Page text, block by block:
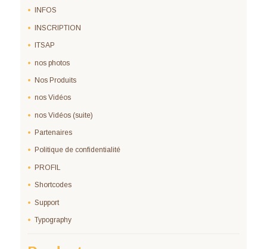
INFOS
INSCRIPTION
ITSAP
nos photos
Nos Produits
nos Vidéos
nos Vidéos (suite)
Partenaires
Politique de confidentialité
PROFIL
Shortcodes
Support
Typography